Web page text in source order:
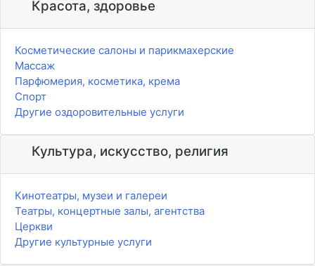
Красота, здоровье
Косметические салоны и парикмахерские
Массаж
Парфюмерия, косметика, крема
Спорт
Другие оздоровительные услуги
Культура, искусство, религия
Кинотеатры, музеи и галереи
Театры, концертные залы, агентства
Церкви
Другие культурные услуги